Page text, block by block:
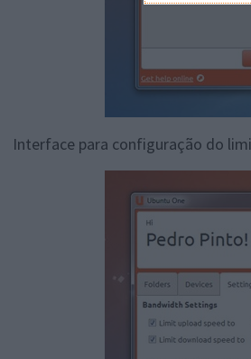
Interface para configuração do